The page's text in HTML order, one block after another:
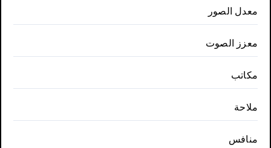
معدل الصور
معزز الصوت
مكاتب
ملاحة
منافس